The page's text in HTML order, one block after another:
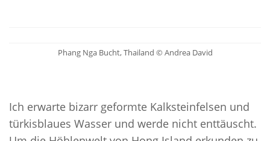
Phang Nga Bucht, Thailand © Andrea David
Ich erwarte bizarr geformte Kalksteinfelsen und
türkisblaues Wasser und werde nicht enttäuscht.